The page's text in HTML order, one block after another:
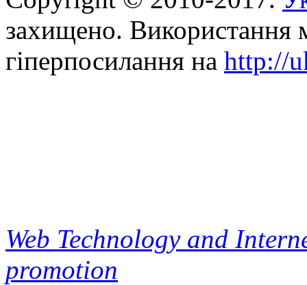
захищено. Використання
гіперпосилання на http://
Web Technology and
promotion